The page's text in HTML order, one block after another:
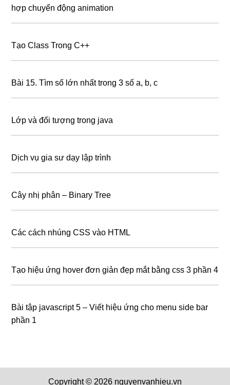
hợp chuyển động animation
Tạo Class Trong C++
Bài 15. Tìm số lớn nhất trong 3 số a, b, c
Lớp và đối tượng trong java
Dịch vụ gia sư dạy lập trình
Cây nhị phân – Binary Tree
Các cách nhúng CSS vào HTML
Tạo hiệu ứng hover đơn giản đẹp mắt bằng css 3 phần 4
Bài tập javascript 5 – Viết hiệu ứng cho menu side bar
phần 1
Copyright © 2026 nguyenvanhieu.vn